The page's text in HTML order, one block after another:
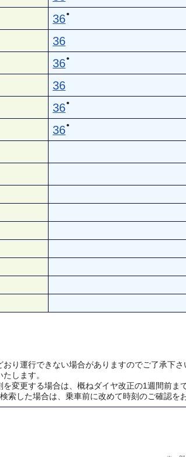
36●
36
36●
36
36●
36●
り運行できない場合がありますのでご了承下さ
します。
を変更する場合は、概ねダイヤ改正の1週間前ま
索した場合は、乗車前に改めて時刻のご確認を